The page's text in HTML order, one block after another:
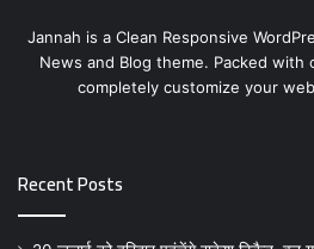
Jannah is a Clean Responsive
News and Blog theme. Packed
completely customize your
Recent Posts